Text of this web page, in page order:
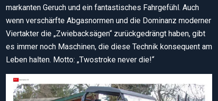
markanten Geruch und ein fantastisches Fahrgefühl. Auch
wenn verschärfte Abgasnormen und die Dominanz moderner
Viertakter die „Zwiebacksägen“ zurückgedrängt haben, gibt
es immer noch Maschinen, die diese Technik konsequent am
Leben halten. Motto: „Twostroke never die!“